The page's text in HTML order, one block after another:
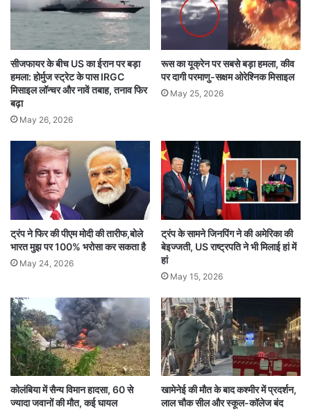
Pope Francis' अंतिम संस्कार आज
उम्मीद दो लाख पहुंचने श्रद्धालु
सीजफायर के बीच US का ईरान पर बड़ा
हमला: होर्मुज स्ट्रेट के पास IRGC
मिसाइल लॉन्चर और नावें तबाह, तनाव फिर
बढ़ा
May 26, 2026
रूस का यूक्रेन पर सबसे बड़ा हमला, कीव
पर दागी परमाणु-सक्षम ओरेश्निक मिसाइल
May 25, 2026
ट्रंप ने फिर की पीएम मोदी की तारीफ,बोले
भारत मुझ पर 100% भरोसा कर सकता है
May 24, 2026
ट्रंप के सामने जिनपिंग ने की अमेरिका की
बेइज्जती, US राष्ट्रपति ने भी मिलाई हां में
हां
May 15, 2026
कोलंबिया में सैन्य विमान हादसा, 60 से
ज्यादा जवानों की मौत, कई घायल
खामेनेई की मौत के बाद कश्मीर में प्रदर्शन,
लाल चौक सील और स्कूल-कॉलेज बंद